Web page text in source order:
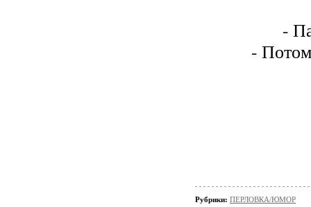
-
-
Рубрики: ПЕРЛОВКА/ЮМОР